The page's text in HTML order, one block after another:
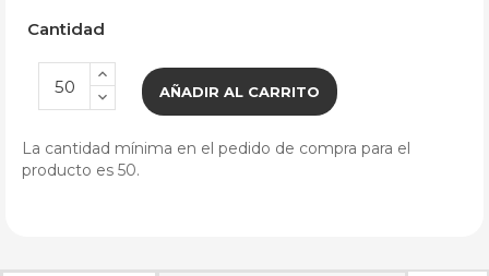
Cantidad
AÑADIR AL CARRITO
La cantidad mínima en el pedido de compra para el
producto es 50.